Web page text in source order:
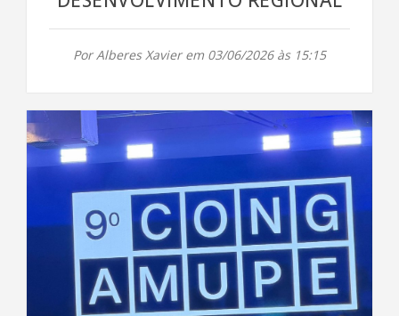
Por Alberes Xavier em 03/06/2026 às 15:15